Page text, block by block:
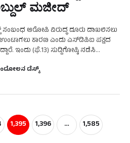
ಮಜೀದ್‌
ಆರೋಪಿ ವಿರುದ್ಧ ದೂರು ದಾಖಲಿಸಲು
ಕಾರಣ ಎಂದು ಎಸ್‌ಡಿಪಿಐ ಪಕ್ಷದ
ಇಂದು (ಫೆ.13) ಸುದ್ದಿಗೋಷ್ಠಿ ನಡೆಸಿ
ಡೆಸ್ಕ್
1,395 1,396 … 1,585